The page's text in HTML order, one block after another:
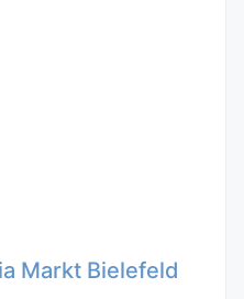
Markt Bielefeld